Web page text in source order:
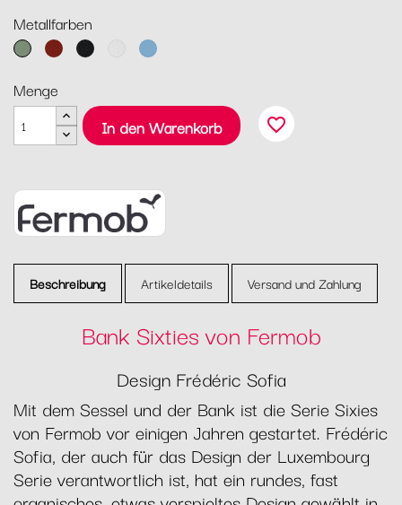
Metallfarben
KaktusOckerLakritz Baumwollweiß
Maya
Menge
In den Warenkorb
favorite_border
Beschreibung Artikeldetails Versand und Zahlung
Bank Sixties von Fermob
Design Frédéric Sofia
Mit dem Sessel und der Bank ist die Serie Sixies
von Fermob vor einigen Jahren gestartet. Frédéric
Sofia, der auch für das Design der Luxembourg
Serie verantwortlich ist, hat ein rundes, fast